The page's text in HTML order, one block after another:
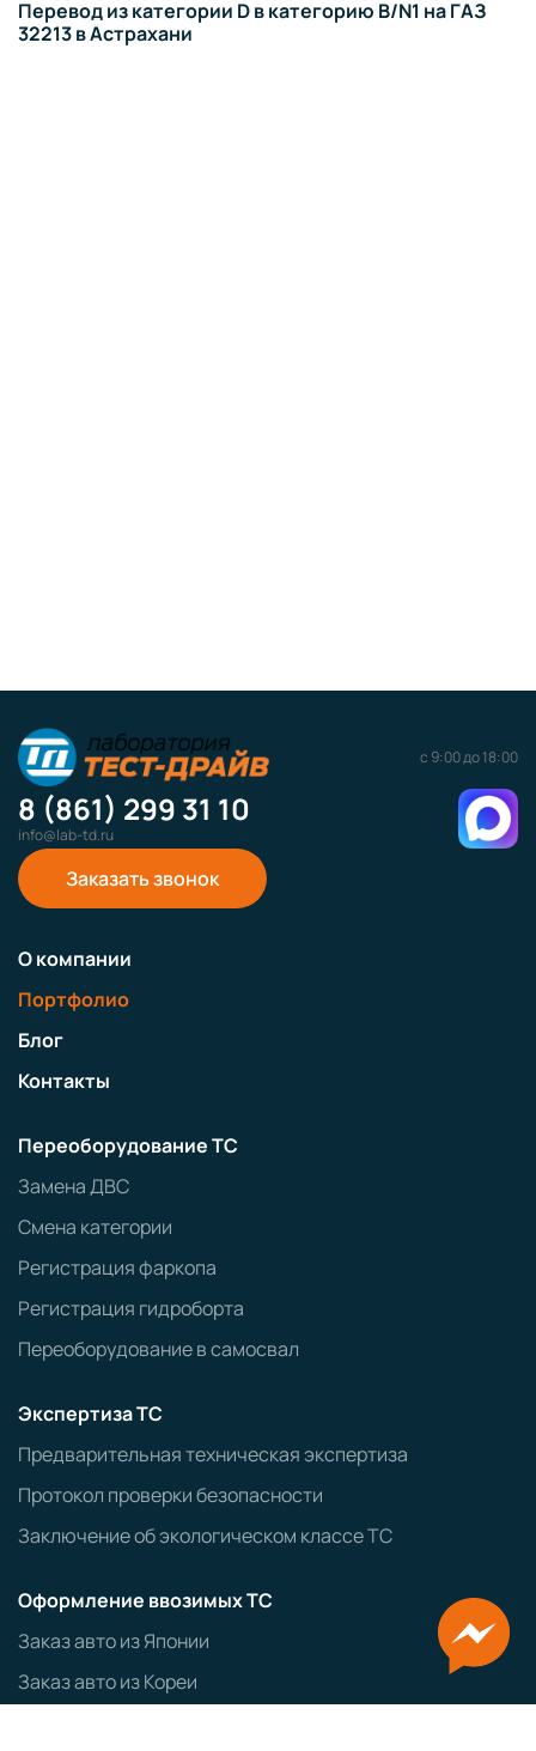
Перевод из категории D в категорию B/N1 на ГАЗ
32213 в Астрахани
с 9:00 до 18:00
8 (861) 299 31 10
info@lab-td.ru
Заказать звонок
О компании
Портфолио
Блог
Контакты
Переоборудование ТС
Замена ДВС
Смена категории
Регистрация фаркопа
Регистрация гидроборта
Переоборудование в самосвал
Экспертиза ТС
Предварительная техническая экспертиза
Протокол проверки безопасности
Заключение об экологическом классе ТС
Оформление ввозимых ТС
Заказ авто из Японии
Заказ авто из Кореи